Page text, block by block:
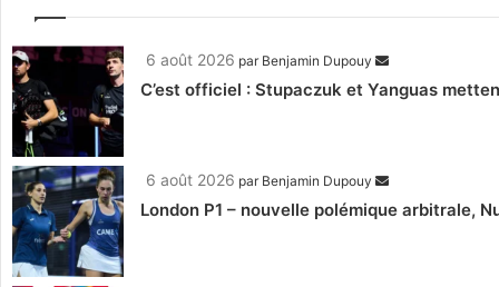
6 août 2026 par Benjamin Dupouy
C’est officiel : Stupaczuk et Yanguas
6 août 2026 par Benjamin Dupouy
London P1 – nouvelle polémique arbitrale,